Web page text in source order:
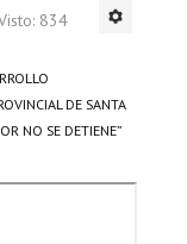
834
DE SANTA
NO SE DETIENE”